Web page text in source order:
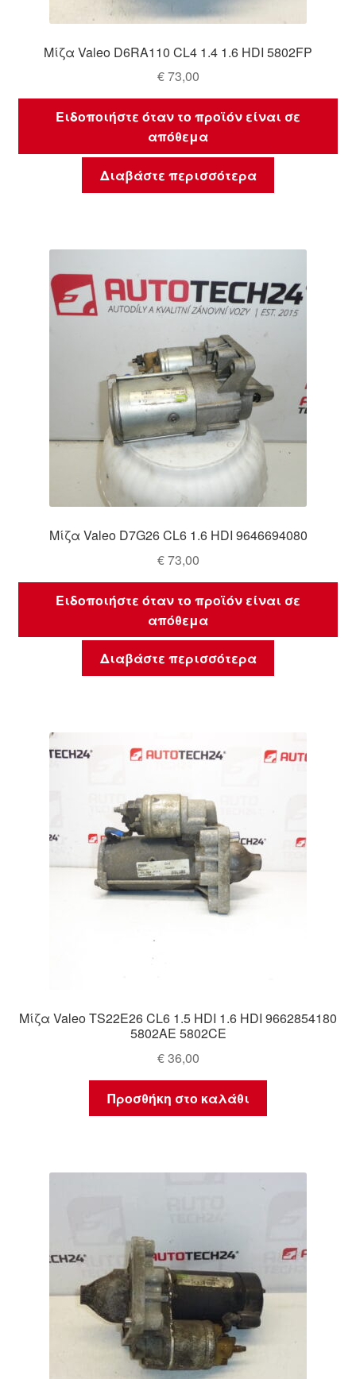
Μίζα Valeo D6RA110 CL4 1.4 1.6 HDI 5802FP
€73,00
Ειδοποιήστε όταν το προϊόν είναι σε
απόθεμα
Διαβάστε περισσότερα
Μίζα Valeo D7G26 CL6 1.6 HDI 9646694080
€73,00
Ειδοποιήστε όταν το προϊόν είναι σε
απόθεμα
Διαβάστε περισσότερα
Μίζα Valeo TS22E26 CL6 1.5 HDI 1.6 HDI 9662854180
5802AE 5802CE
€36,00
Προσθήκη στο καλάθι